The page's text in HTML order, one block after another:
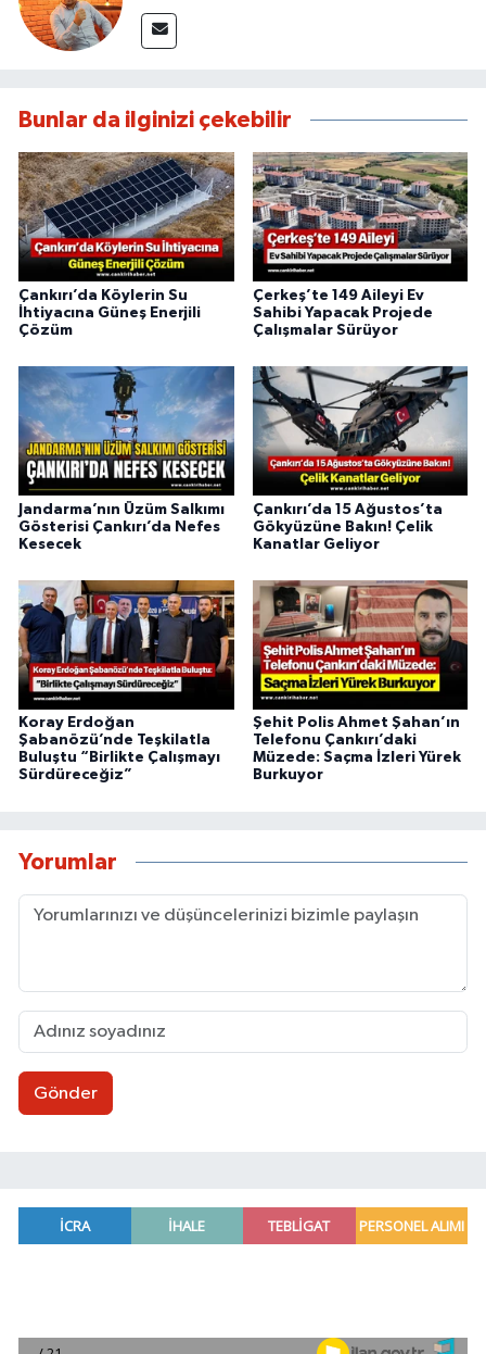
Bunlar da ilginizi çekebilir
Çankırı’da Köylerin Su
İhtiyacına Güneş Enerjili
Çözüm
Çerkeş’te 149 Aileyi Ev
Sahibi Yapacak Projede
Çalışmalar Sürüyor
Jandarma’nın Üzüm Salkımı
Gösterisi Çankırı’da Nefes
Kesecek
Çankırı’da 15 Ağustos’ta
Gökyüzüne Bakın! Çelik
Kanatlar Geliyor
Koray Erdoğan
Şabanözü’nde Teşkilatla
Buluştu “Birlikte Çalışmayı
Sürdüreceğiz”
Şehit Polis Ahmet Şahan’ın
Telefonu Çankırı’daki
Müzede: Saçma İzleri Yürek
Burkuyor
Yorumlar
Gönder